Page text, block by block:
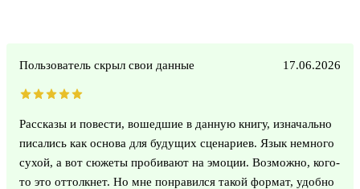
Пользователь скрыл свои данные 17.06.2026
Рассказы и повести, вошедшие в данную книгу, изначально
писались как основа для будущих сценариев. Язык немного
сухой, а вот сюжеты пробивают на эмоции. Возможно, кого-
то это оттолкнет. Но мне понравился такой формат, удобно